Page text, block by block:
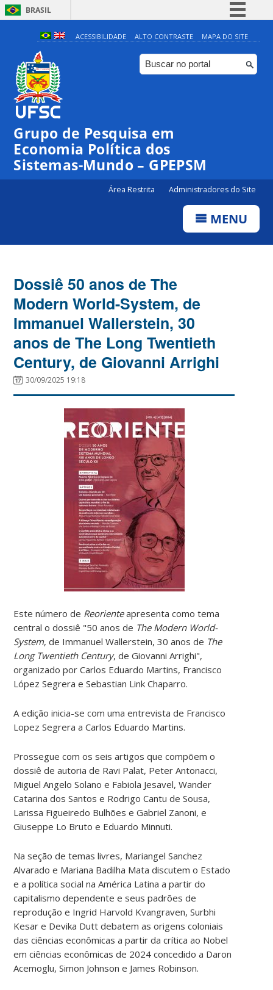
BRASIL
Simplifique!
Comunica BR
Participe
ACESSIBILIDADE ALTO CONTRASTE MAPA DO SITE
Grupo de Pesquisa em
Economia Política dos
Sistemas-Mundo – GPEPSM
Área Restrita Administradores do Site
MENU
Dossiê 50 anos de The
Modern World-System, de
Immanuel Wallerstein, 30
anos de The Long Twentieth
Century, de Giovanni Arrighi
30/09/2025 19:18
Este número de Reorienteapresenta como tema
central o dossiê "50 anos de The Modern World-
System, de Immanuel Wallerstein, 30 anos de The
Long Twentieth Century, de Giovanni Arrighi",
organizado por Carlos Eduardo Martins, Francisco
López Segrera e Sebastian Link Chaparro.
A edição inicia-se com uma entrevista de Francisco
Lopez Segrera a Carlos Eduardo Martins.
Prossegue com os seis artigos que compõem o
dossiê de autoria de Ravi Palat, Peter Antonacci,
Miguel Angelo Solano e Fabiola Jesavel, Wander
Catarina dos Santos e Rodrigo Cantu de Sousa,
Larissa Figueiredo Bulhões e Gabriel Zanoni, e
Giuseppe Lo Bruto e Eduardo Minnuti.
Na seção de temas livres, Mariangel Sanchez
Alvarado e Mariana Badilha Mata discutem o Estado
e a política social na América Latina a partir do
capitalismo dependente e seus padrões de
reprodução e Ingrid Harvold Kvangraven, Surbhi
Kesar e Devika Dutt debatem as origens coloniais
das ciências econômicas a partir da crítica ao Nobel
em ciências econômicas de 2024 concedido a Daron
Acemoglu, Simon Johnson e James Robinson.